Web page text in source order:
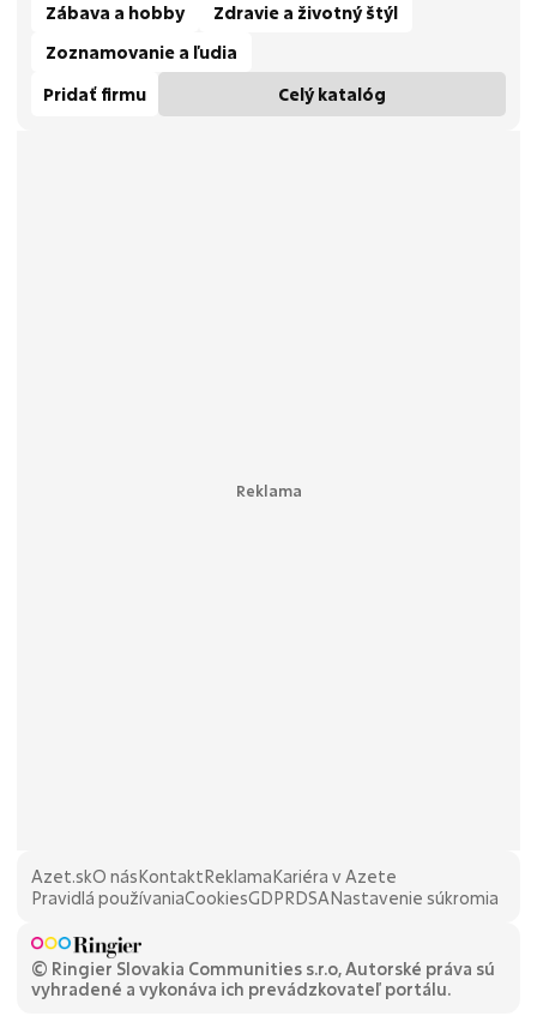
Zábava a hobby
Zdravie a životný štýl
Zoznamovanie a ľudia
Pridať firmu
Celý katalóg
Azet.skO násKontaktReklamaKariéra v Azete
Pravidlá používaniaCookiesGDPRDSANastavenie súkromia
© Ringier Slovakia Communities s.r.o, Autorské práva sú
vyhradené a vykonáva ich prevádzkovateľ portálu.